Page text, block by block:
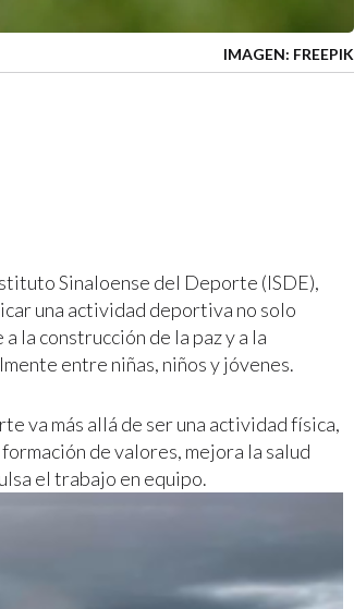
IMAGEN: FREEPIK
Sinaloense del Deporte (ISDE),
una actividad deportiva no solo
la construcción de la paz y a la
entre niñas, niños y jóvenes.
va más allá de ser una actividad física,
de valores, mejora la salud
el trabajo en equipo.